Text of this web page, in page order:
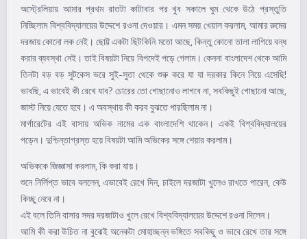
অস্ট্রেলিয়ায় আমার প্রথম রাতটা কাটাবার পর খুব সকালে ঘুম থেকে উঠে প্রস্তুতি
নিচ্ছিলাম বিশ্ববিদ্যালয়ের উদ্দেশে রওনা দেওয়ার। এমন সময় খেয়াল করলাম, আমার রুমের
দরজায় কোনো লক নেই। ছোট্ট একটা ছিটকিনি মতো আছে, কিন্তু কোনো তালা লাগিয়ে বন্ধ
করার ব্যবস্থা নেই। তাই বিষয়টা নিয়ে বিপদেই পড়ে গেলাম। কেননা বাংলাদেশ থেকে আমি
তিনটা বড় বড় সুটকেস ভরে সুই-সুতা থেকে শুরু করে যা যা দরকার কিনে নিয়ে এসেছি!
ভাবছি, এ ভাবেই কী রেখে যাব? চোরের তো গোছানোও লাগবে না, সবকিছুই গোছানো আছে,
জাস্ট নিয়ে যেতে হবে। এ অবস্থায় কী করব বুঝতে পারছিলাম না।
মার্গারেটের এই বাসায় অভিক নামের এক বাংলাদেশি থাকেন। একই বিশ্ববিদ্যালয়ের
পড়েন। দুশ্চিন্তাগ্রস্ত হয়ে বিষয়টা আমি অভিকের সঙ্গে শেয়ার করলাম।
অভিককে জিজ্ঞাসা করলাম, কি করা যায়।
শুনে নির্লিপ্ত ভাবে বললেন, এভাবেই রেখে দিন, চাইলে দরজাটা খুলেও রাখতে পারেন, কেউ
কিচ্ছু নেবে না।
এই বলে তিনি বাসার সদর দরজাটাও খুলে রেখে বিশ্ববিদ্যালয়ের উদ্দেশে রওনা দিলেন।
আমি কী করা উচিত না বুঝেই অনেকটা মোহাচ্ছন্ন ভঙ্গিতে সবকিছু ও ভাবে রেখে তার সঙ্গে